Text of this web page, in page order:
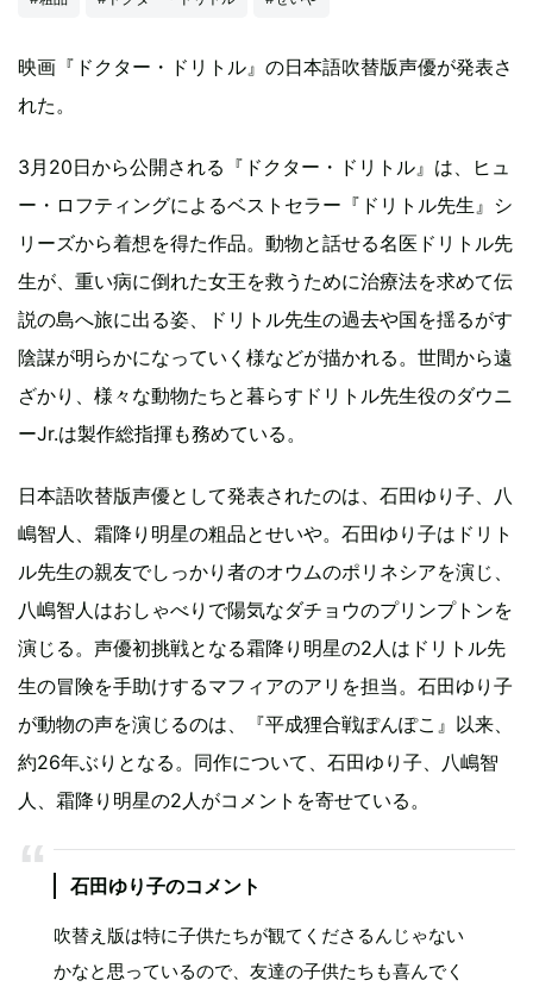
映画『ドクター・ドリトル』の日本語吹替版声優が発表さ
れた。
3月20日から公開される『ドクター・ドリトル』は、ヒュ
ー・ロフティングによるベストセラー『ドリトル先生』シ
リーズから着想を得た作品。動物と話せる名医ドリトル先
生が、重い病に倒れた女王を救うために治療法を求めて伝
説の島へ旅に出る姿、ドリトル先生の過去や国を揺るがす
陰謀が明らかになっていく様などが描かれる。世間から遠
ざかり、様々な動物たちと暮らすドリトル先生役のダウニ
ーJr.は製作総指揮も務めている。
日本語吹替版声優として発表されたのは、石田ゆり子、八
嶋智人、霜降り明星の粗品とせいや。石田ゆり子はドリト
ル先生の親友でしっかり者のオウムのポリネシアを演じ、
八嶋智人はおしゃべりで陽気なダチョウのプリンプトンを
演じる。声優初挑戦となる霜降り明星の2人はドリトル先
生の冒険を手助けするマフィアのアリを担当。石田ゆり子
が動物の声を演じるのは、『平成狸合戦ぽんぽこ』以来、
約26年ぶりとなる。同作について、石田ゆり子、八嶋智
人、霜降り明星の2人がコメントを寄せている。
石田ゆり子のコメント
吹替え版は特に子供たちが観てくださるんじゃない
かなと思っているので、友達の子供たちも喜んでく